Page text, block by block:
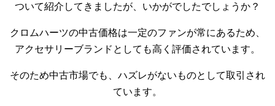
ついて紹介してきましたが、いかがでしたでしょうか？
クロムハーツの中古価格は一定のファンが常にあるため、
アクセサリーブランドとしても高く評価されています。
そのため中古市場でも、ハズレがないものとして取引され
ています。